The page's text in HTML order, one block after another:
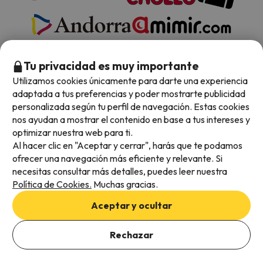
Ver ofertas
SOBRE ESQUIADES.COM
¿Quiénes Somos?
FAQs - Preguntas Frecuentes
Opiniones de Nuestros Clientes
Blog Esquiades.Com
Esquiades.Com En Los Medios
TOP ESTACIONES DE ESQUÍ
Tu privacidad es muy importante
Utilizamos cookies únicamente para darte una experiencia
adaptada a tus preferencias y poder mostrarte publicidad
personalizada según tu perfil de navegación. Estas cookies
nos ayudan a mostrar el contenido en base a tus intereses y
optimizar nuestra web para ti.
Al hacer clic en "Aceptar y cerrar", harás que te podamos
ofrecer una navegación más eficiente y relevante. Si
necesitas consultar más detalles, puedes leer nuestra
Política de Cookies. Muchas gracias.
Aceptar y ocultar
Rechazar